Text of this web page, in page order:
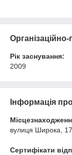
Рік заснування:
2009
Інформація
вулиця Широка,
Сертифікати